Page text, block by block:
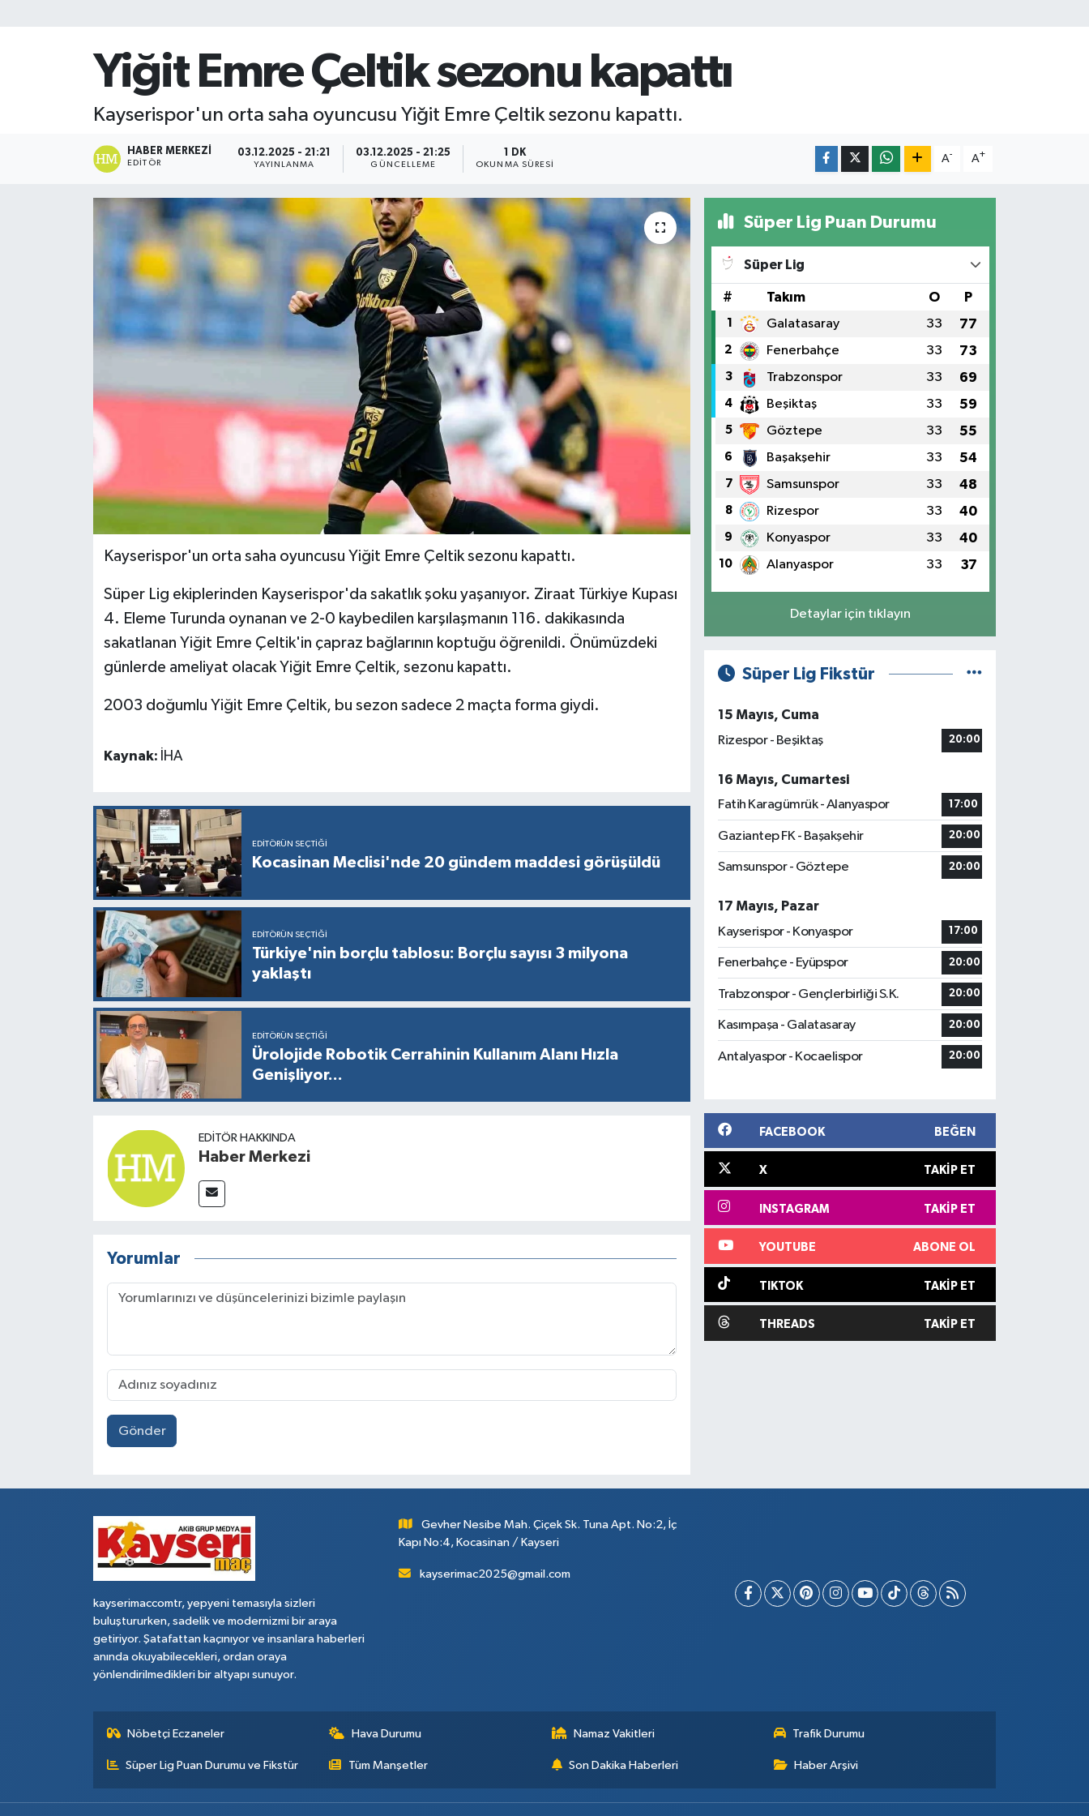
Yiğit Emre Çeltik sezonu kapattı
Kayserispor'un orta saha oyuncusu Yiğit Emre Çeltik sezonu kapattı.
HABER MERKEZI
EDITÖR
03.12.2025 - 21:21
YAYINLANMA
03.12.2025 - 21:25
GÜNCELLEME
1 DK
OKUNMA SÜRESI
A- A+
Kayserispor'un orta saha oyuncusu Yiğit Emre Çeltik sezonu kapattı.
Süper Lig ekiplerinden Kayserispor'da sakatlık şoku yaşanıyor. Ziraat Türkiye Kupası
4. Eleme Turunda oynanan ve 2-0 kaybedilen karşılaşmanın 116. dakikasında
sakatlanan Yiğit Emre Çeltik'in çapraz bağlarının koptuğu öğrenildi. Önümüzdeki
günlerde ameliyat olacak Yiğit Emre Çeltik, sezonu kapattı.
2003 doğumlu Yiğit Emre Çeltik, bu sezon sadece 2 maçta forma giydi.
Kaynak: İHA
EDITÖRÜN SEÇTIĞI
Kocasinan Meclisi'nde 20 gündem maddesi görüşüldü
EDITÖRÜN SEÇTIĞI
Türkiye'nin borçlu tablosu: Borçlu sayısı 3 milyona
yaklaştı
EDITÖRÜN SEÇTIĞI
Ürolojide Robotik Cerrahinin Kullanım Alanı Hızla
Genişliyor...
EDITÖR HAKKINDA
Haber Merkezi
Yorumlar
Gönder
Süper Lig Puan Durumu
Süper Lig
# Takım O P
1 Galatasaray 33 77
2 Fenerbahçe 33 73
3 Trabzonspor 33 69
4 Beşiktaş 33 59
5 Göztepe 33 55
6 Başakşehir 33 54
7 Samsunspor 33 48
8 Rizespor 33 40
9 Konyaspor 33 40
10 Alanyaspor 33 37
Detaylar için tıklayın
Süper Lig Fikstür
15 Mayıs, Cuma
Rizespor - Beşiktaş
20:00
16 Mayıs, Cumartesi
Fatih Karagümrük - Alanyaspor
17:00
Gaziantep FK - Başakşehir 20:00
Samsunspor - Göztepe 20:00
17 Mayıs, Pazar
Kayserispor - Konyaspor
17:00
Fenerbahçe - Eyüpspor 20:00
Trabzonspor - Gençlerbirliği S.K. 20:00
Kasımpaşa - Galatasaray 20:00
Antalyaspor - Kocaelispor 20:00
FACEBOOK BEĞEN
X TAKIP ET
INSTAGRAM TAKIP ET
YOUTUBE ABONE OL
TIKTOK TAKIP ET
THREADS TAKIP ET
kayserimaccomtr, yepyeni temasıyla sizleri
buluştururken, sadelik ve modernizmi bir araya
getiriyor. Şatafattan kaçınıyor ve insanlara haberleri
anında okuyabilecekleri, ordan oraya
yönlendirilmedikleri bir altyapı sunuyor.
Gevher Nesibe Mah. Çiçek Sk. Tuna Apt. No:2, İç
Kapı No:4, Kocasinan / Kayseri
kayserimac2025@gmail.com
Nöbetçi Eczaneler Hava Durumu Namaz Vakitleri Trafik Durumu
Süper Lig Puan Durumu ve Fikstür Tüm Manşetler Son Dakika Haberleri Haber Arşivi